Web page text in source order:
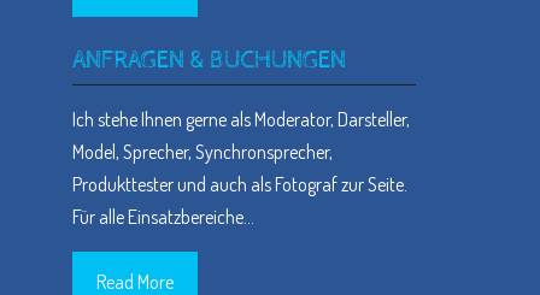
ANFRAGEN & BUCHUNGEN
Ich stehe Ihnen gerne als Moderator, Darsteller,
Model, Sprecher, Synchronsprecher,
Produkttester und auch als Fotograf zur Seite.
Für alle Einsatzbereiche…
Read More